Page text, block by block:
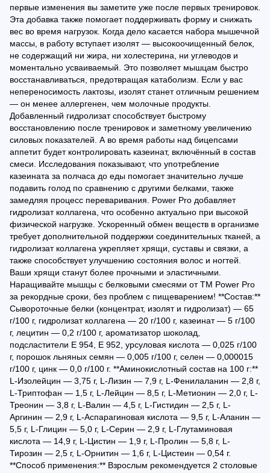
первые изменения вы заметите уже после первых тренировок.
Эта добавка также помогает поддерживать форму и снижать
вес во время нагрузок. Когда дело касается набора мышечной
массы, в работу вступает изолят — высокоочищенный белок,
не содержащий ни жира, ни холестерина, ни углеводов и
моментально усваиваемый. Это позволяет мышцам быстро
восстанавливаться, предотвращая катаболизм. Если у вас
непереносимость лактозы, изолят станет отличным решением
— он менее аллергенен, чем молочные продукты.
Добавленный гидролизат способствует быстрому
восстановлению после тренировок и заметному увеличению
силовых показателей. А во время работы над бицепсами
аппетит будет контролировать казеинат, включённый в состав
смеси. Исследования показывают, что употребление
казеината за полчаса до еды помогает значительно лучше
подавить голод по сравнению с другими белками, также
замедляя процесс переваривания. Power Pro добавляет
гидролизат коллагена, что особенно актуально при высокой
физической нагрузке. Ускоренный обмен веществ в организме
требует дополнительной поддержки соединительных тканей, а
гидролизат коллагена укрепляет хрящи, суставы и связки, а
также способствует улучшению состояния волос и ногтей.
Ваши хрящи станут более прочными и эластичными.
Наращивайте мышцы с белковыми смесями от TM Power Pro
за рекордные сроки, без проблем с пищеварением! **Состав:**
Сывороточные белки (концентрат, изолят и гидролизат) — 65
г/100 г, гидролизат коллагена — 20 г/100 г, казеинат — 5 г/100
г, лецитин — 0,2 г/100 г, ароматизатор шоколад,
подсластители E 954, E 952, урсуловая кислота — 0,025 г/100
г, порошок льняных семян — 0,005 г/100 г, селен — 0,000015
г/100 г, цинк — 0,0 г/100 г. **Аминокислотный состав на 100 г:**
L-Изолейцин — 3,75 г, L-Лизин — 7,9 г, L-Фенилаланин — 2,8 г,
L-Триптофан — 1,5 г, L-Лейцин — 8,5 г, L-Метионин — 2,0 г, L-
Треонин — 3,8 г, L-Валин — 4,5 г, L-Гистидин — 2,5 г, L-
Аргинин — 2,9 г, L-Аспарагиновая кислота — 9,5 г, L-Аланин —
5,5 г, L-Глицин — 5,0 г, L-Серин — 2,9 г, L-Глутаминовая
кислота — 14,9 г, L-Цистин — 1,9 г, L-Пролин — 5,8 г, L-
Тирозин — 2,5 г, L-Орнитин — 1,6 г, L-Цистеин — 0,54 г.
**Способ применения:** Взрослым рекомендуется 2 столовые